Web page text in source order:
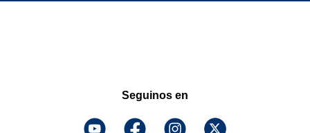
Seguinos en